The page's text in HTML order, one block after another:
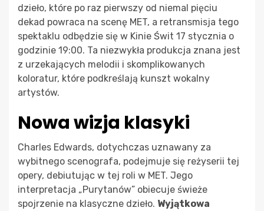
dzieło, które po raz pierwszy od niemal pięciu
dekad powraca na scenę MET, a retransmisja tego
spektaklu odbędzie się w Kinie Świt 17 stycznia o
godzinie 19:00. Ta niezwykła produkcja znana jest
z urzekających melodii i skomplikowanych
koloratur, które podkreślają kunszt wokalny
artystów.
Nowa wizja klasyki
Charles Edwards, dotychczas uznawany za
wybitnego scenografa, podejmuje się reżyserii tej
opery, debiutując w tej roli w MET. Jego
interpretacja „Purytanów” obiecuje świeże
spojrzenie na klasyczne dzieło. Wyjątkowa